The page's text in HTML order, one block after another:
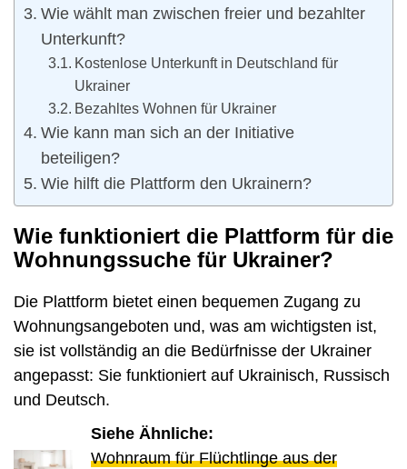
Wie wählt man zwischen freier und bezahlter
Unterkunft?
Kostenlose Unterkunft in Deutschland für
Ukrainer
Bezahltes Wohnen für Ukrainer
Wie kann man sich an der Initiative
beteiligen?
Wie hilft die Plattform den Ukrainern?
Wie funktioniert die Plattform für die
Wohnungssuche für Ukrainer?
Die Plattform bietet einen bequemen Zugang zu
Wohnungsangeboten und, was am wichtigsten ist,
sie ist vollständig an die Bedürfnisse der Ukrainer
angepasst: Sie funktioniert auf Ukrainisch, Russisch
und Deutsch.
Siehe Ähnliche:
Wohnraum für Flüchtlinge aus der